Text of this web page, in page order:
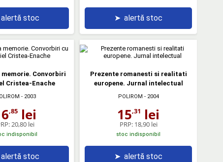
alertă stoc ➤ alertă stoc
memorie. Convorbiri
Cristea-Enache
- 2003
,85 lei
20,80 lei
indisponibil
alertă stoc
Prezente romanesti si realitati
europene. Jurnal intelectual
POLIROM - 2004
15,31 lei
PRP: 18,90 lei
stoc indisponibil
➤ alertă stoc